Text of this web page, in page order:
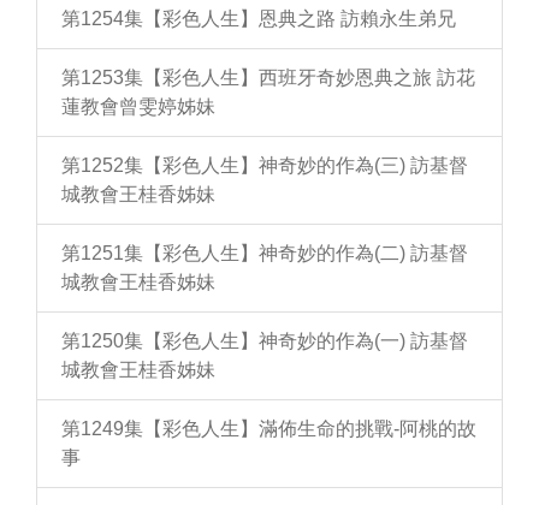
第1254集【彩色人生】恩典之路 訪賴永生弟兄
第1253集【彩色人生】西班牙奇妙恩典之旅 訪花
蓮教會曾雯婷姊妹
第1252集【彩色人生】神奇妙的作為(三) 訪基督
城教會王桂香姊妹
第1251集【彩色人生】神奇妙的作為(二) 訪基督
城教會王桂香姊妹
第1250集【彩色人生】神奇妙的作為(一) 訪基督
城教會王桂香姊妹
第1249集【彩色人生】滿佈生命的挑戰-阿桃的故
事